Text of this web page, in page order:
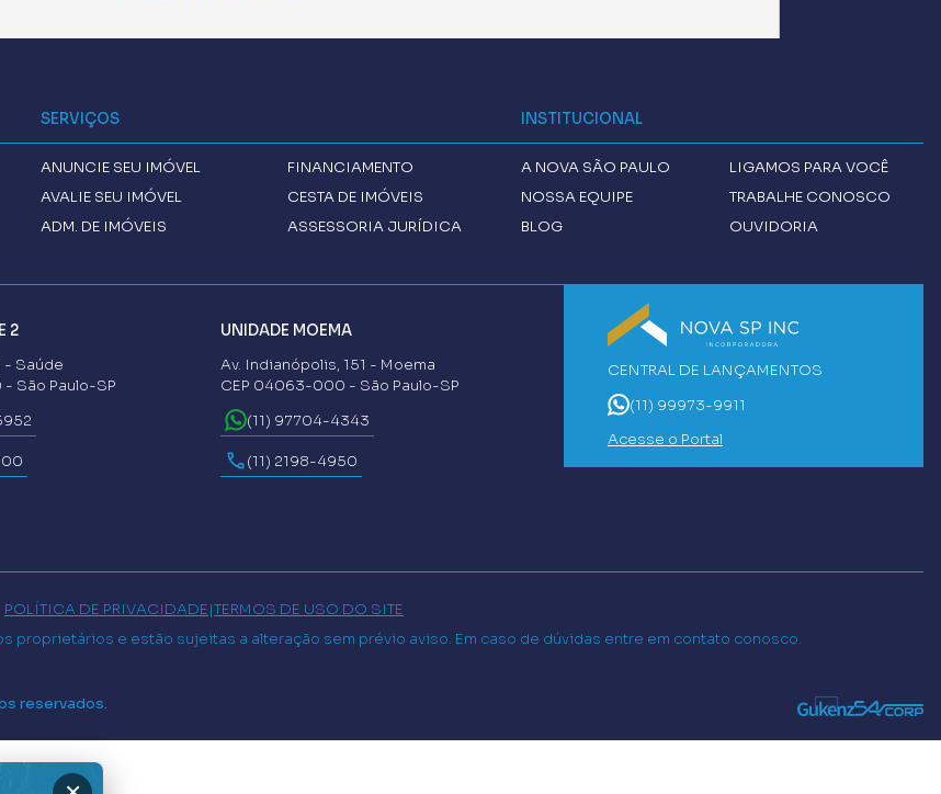
SERVIÇOS
ANUNCIE SEU IMÓVEL
AVALIE SEU IMÓVEL
ADM. DE IMÓVEIS
FINANCIAMENTO
CESTA DE IMÓVEIS
ASSESSORIA JURÍDICA
INSTITUCIONAL
A NOVA SÃO PAULO
NOSSA EQUIPE
BLOG
LIGAMOS PARA VOCÊ
TRABALHE CONOSCO
OUVIDORIA
2
- Saúde
São Paulo-SP
UNIDADE MOEMA
Av. Indianópolis, 151 - Moema
CEP 04063-000 - São Paulo-SP
(11) 97704-4343
(11) 2198-4950
CENTRAL DE LANÇAMENTOS
(11) 99973-9911
Acesse o Portal
POLÍTICA DE PRIVACIDADE|TERMOS DE USO DO SITE
proprietários e estão sujeitas a alteração sem prévio aviso. Em caso de dúvidas entre em contato conosco.
reservados.